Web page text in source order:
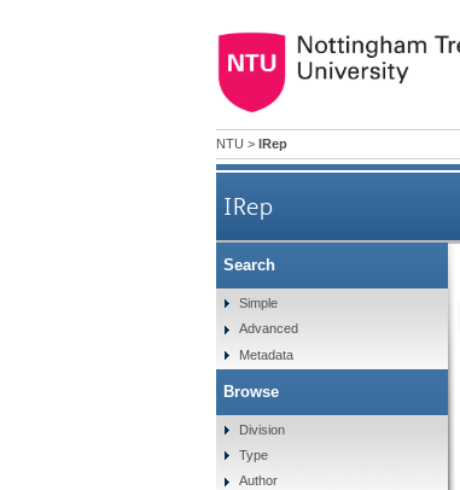
NTU > IRep
IRep
Search
Simple
Advanced
Metadata
Browse
Division
Type
Author